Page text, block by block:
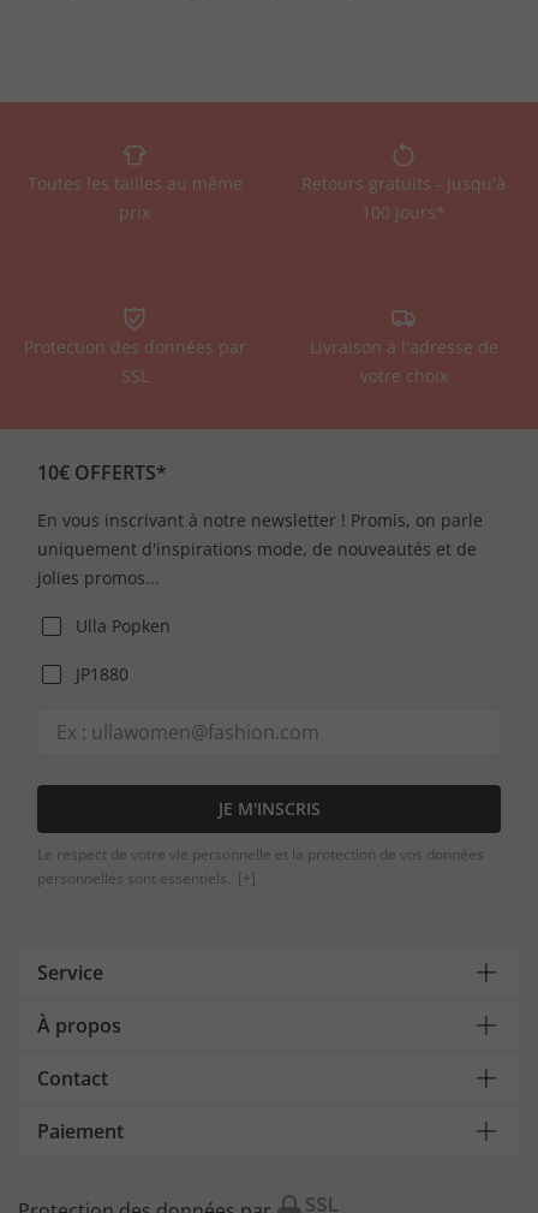
Toutes les tailles au même
prix
Retours gratuits - jusqu'à
100 jours*
Protection des données par
SSL
Livraison à l'adresse de
votre choix
10€ OFFERTS*
En vous inscrivant à notre newsletter ! Promis, on parle
uniquement d'inspirations mode, de nouveautés et de
jolies promos...
Ulla Popken
JP1880
JE M'INSCRIS
Le respect de votre vie personnelle et la protection de vos données
personnelles sont essentiels. [+]
Service
À propos
Contact
Paiement